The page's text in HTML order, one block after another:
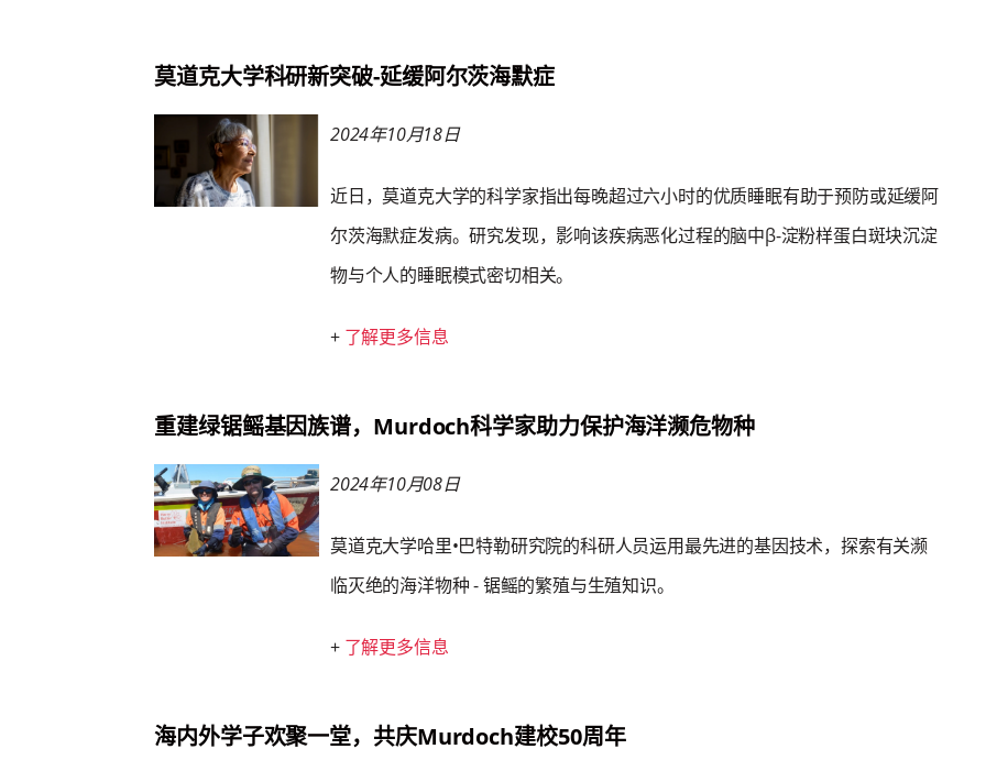
莫道克大学科研新突破-延缓阿尔茨海默症
2024年10月18日
近日，莫道克大学的科学家指出每晚超过六小时的优质睡眠有助于预防或延缓阿
尔茨海默症发病。研究发现，影响该疾病恶化过程的脑中β-淀粉样蛋白斑块沉淀
物与个人的睡眠模式密切相关。
+ 了解更多信息
重建绿锯鳐基因族谱，Murdoch科学家助力保护海洋濒危物种
2024年10月08日
莫道克大学哈里•巴特勒研究院的科研人员运用最先进的基因技术，探索有关濒
临灭绝的海洋物种 - 锯鳐的繁殖与生殖知识。
+ 了解更多信息
海内外学子欢聚一堂，共庆Murdoch建校50周年